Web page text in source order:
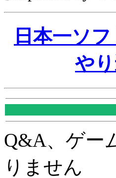
日本一ソ
や
Q&A、ゲー
りません